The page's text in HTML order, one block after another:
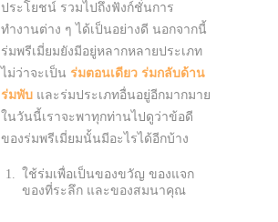
ประโยชน์ รวมไปถึงฟังก์ชั่นการ
ทำงานต่าง ๆ ได้เป็นอย่างดี นอกจากนี้
ร่มพรีเมี่ยมยังมีอยู่หลากหลายประเภท
ไม่ว่าจะเป็น ร่มตอนเดียว ร่มกลับด้าน
ร่มพับ และร่มประเภทอื่นอยู่อีกมากมาย
ในวันนี้เราจะพาทุกท่านไปดูว่าข้อดี
ของร่มพรีเมี่ยมนั้นมีอะไรได้อีกบ้าง
ใช้ร่มเพื่อเป็นของขวัญ ของแจก
ของที่ระลึก และของสมนาคุณ